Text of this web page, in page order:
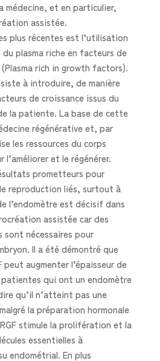
médecine, et en particulier,
assistée.
plus récentes est l’utilisation
plasma riche en facteurs de
(Plasma rich in growth factors).
à introduire, de manière
de croissance issus du
la patiente. La base de cette
régénérative et, par
les ressources du corps
l’améliorer et le régénérer.
prometteurs pour
reproduction liés, surtout à
l’endomètre est décisif dans
assistée car des
nécessaires pour
Il a été démontré que
peut augmenter l’épaisseur de
patientes qui ont un endomètre
qu’il n’atteint pas une
la préparation hormonale
stimule la prolifération et la
essentielles à
endométrial. En plus